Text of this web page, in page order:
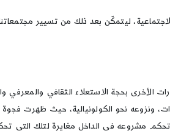
ليتمكّن بعد ذلك من تسيير
الأخرى بحجة الاستعلاء الثقافي والمعرفي
ونزوعه نحو الكولونيالية، حيث ظهرت
تحكم مشروعه في الداخل مغايرة لتلك التي